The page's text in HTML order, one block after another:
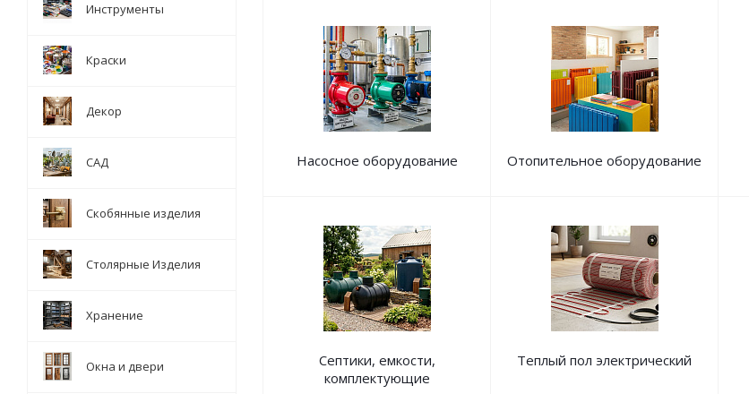
Насосное оборудование Отопительное оборудование
Септики, емкости,
комплектующие
Теплый пол электрический
Инструменты
Краски
Декор
САД
Скобянные изделия
Столярные Изделия
Хранение
Окна и двери